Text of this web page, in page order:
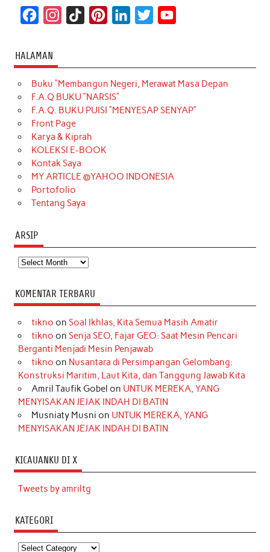
c
e
b
o
o
k
t
a
g
r
a
m
T
o
k
t
e
r
k
e
d
t
t
e
T
u
b
HALAMAN
Buku “Membangun Negeri, Merawat Masa Depan
F.A.Q BUKU “NARSIS”
F.A.Q. BUKU PUISI “MENYESAP SENYAP”
Front Page
Karya & Kiprah
KOLEKSI E-BOOK
Kontak Saya
MY ARTICLE @YAHOO INDONESIA
Portofolio
Tentang Saya
ARSIP
Arsip
KOMENTAR TERBARU
tikno on Soal Ikhlas, Kita Semua Masih Amatir
tikno on Senja SEO, Fajar GEO: Saat Mesin Pencari
Berganti Menjadi Mesin Penjawab
tikno on Nusantara di Persimpangan Gelombang:
Konstruksi Maritim, Laut Kita, dan Tanggung Jawab Kita
Amril Taufik Gobel on UNTUK MEREKA, YANG
MENYISAKAN JEJAK INDAH DI BATIN
Musniaty Musni on UNTUK MEREKA, YANG
MENYISAKAN JEJAK INDAH DI BATIN
KICAUANKU DI X
Tweets by amriltg
KATEGORI
Kategori